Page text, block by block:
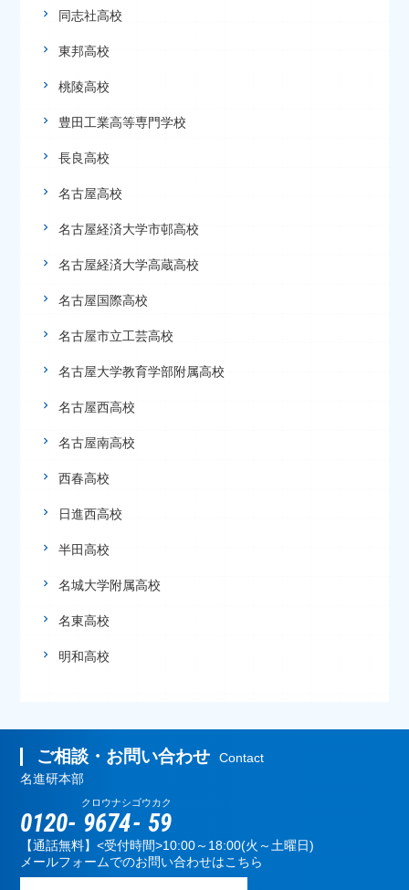
同志社高校
東邦高校
桃陵高校
豊田工業高等専門学校
長良高校
名古屋高校
名古屋経済大学市邨高校
名古屋経済大学高蔵高校
名古屋国際高校
名古屋市立工芸高校
名古屋大学教育学部附属高校
名古屋西高校
名古屋南高校
西春高校
日進西高校
半田高校
名城大学附属高校
名東高校
明和高校
ご相談・お問い合わせ
Contact
名進研本部
0120- 9674
クロウナシ
- 59
ゴウカク
【通話無料】<受付時間>10:00～18:00(火～土曜日)
メールフォームでのお問い合わせはこちら